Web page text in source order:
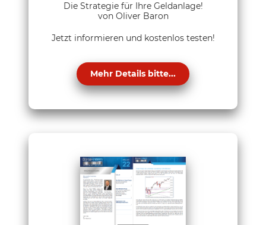
Die Strategie für Ihre Geldanlage!
von Oliver Baron
Jetzt informieren und kostenlos testen!
Mehr Details bitte...